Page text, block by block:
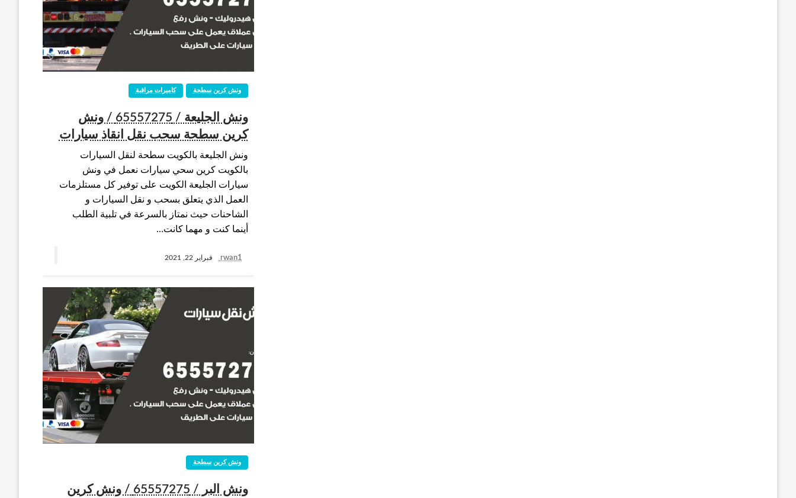
كاميرات مراقبة ونش كرين سطحة
ونش الجليعة / 65557275 / ونش
كرين سطحة سحب نقل انقاذ سيارات
ونش الجليعة بالكويت سطحة لنقل السيارات
بالكويت كرين سحي سيارات نعمل في ونش
سيارات الجليعة الكويت على توفير كل مستلزمات
العمل الذي يتعلق بسحب و نقل السيارات و
الشاحنات حيث نمتاز بالسرعة في تلبية الطلب
أينما كنت و مهما كانت…
rwan1 فبراير 22, 2021
ونش كرين سطحة
ونش البر / 65557275 / ونش كرين